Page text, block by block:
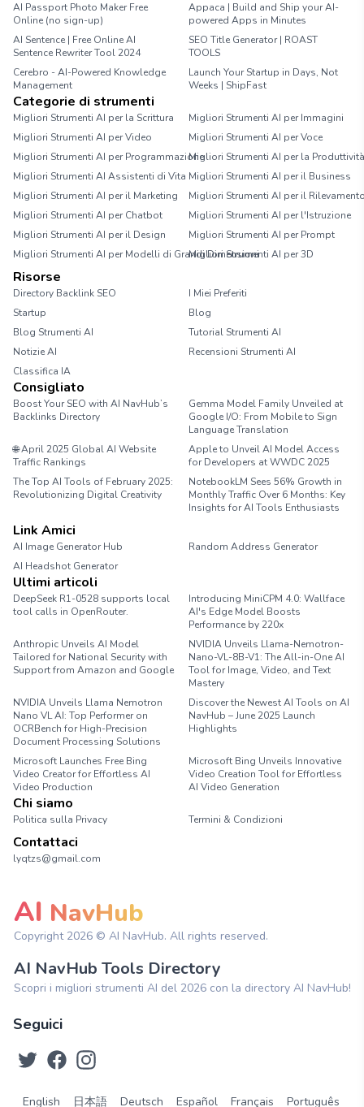
AI Passport Photo Maker Free
Online (no sign-up)
Appaca | Build and Ship your AI-
powered Apps in Minutes
AI Sentence | Free Online AI
Sentence Rewriter Tool 2024
SEO Title Generator | ROAST
TOOLS
Cerebro - AI-Powered Knowledge
Management
Launch Your Startup in Days, Not
Weeks | ShipFast
Categorie di strumenti
Migliori Strumenti AI per la Scrittura
Migliori Strumenti AI per Immagini
Migliori Strumenti AI per Video
Migliori Strumenti AI per Voce
Migliori Strumenti AI per ProgrammazioneMigliori Strumenti AI per la Produttività
Migliori Strumenti AI Assistenti di Vita Migliori Strumenti AI per il Business
Migliori Strumenti AI per il Marketing
Migliori Strumenti AI per il
Migliori Strumenti AI per Chatbot
Migliori Strumenti AI per l'Istruzione
Migliori Strumenti AI per il Design
Migliori Strumenti AI per Prompt
Migliori Strumenti AI per Modelli di Grandi Dimensioni
Migliori Strumenti AI per 3D
Risorse
Directory Backlink SEO
I Miei Preferiti
Startup
Blog
Blog Strumenti AI
Tutorial Strumenti AI
Notizie AI
Recensioni Strumenti AI
Classifica IA
Consigliato
Boost Your SEO with AI NavHub’s
Backlinks Directory
Gemma Model Family Unveiled at
Google I/O: From Mobile to Sign
Language Translation
🌐 April 2025 Global AI Website
Traffic Rankings
Apple to Unveil AI Model Access
for Developers at WWDC 2025
The Top AI Tools of February 2025:
Revolutionizing Digital Creativity
NotebookLM Sees 56% Growth in
Monthly Traffic Over 6 Months: Key
Insights for AI Tools Enthusiasts
Link Amici
AI Image Generator Hub
Random Address Generator
AI Headshot Generator
Ultimi articoli
DeepSeek R1-0528 supports local
tool calls in OpenRouter.
Introducing MiniCPM 4.0: Wallface
AI's Edge Model Boosts
Performance by 220x
Anthropic Unveils AI Model
Tailored for National Security with
Support from Amazon and Google
NVIDIA Unveils Llama-Nemotron-
Nano-VL-8B-V1: The All-in-One AI
Tool for Image, Video, and Text
Mastery
NVIDIA Unveils Llama Nemotron
Nano VL AI: Top Performer on
OCRBench for High-Precision
Document Processing Solutions
Discover the Newest AI Tools on AI
NavHub – June 2025 Launch
Highlights
Microsoft Launches Free Bing
Video Creator for Effortless AI
Video Production
Microsoft Bing Unveils Innovative
Video Creation Tool for Effortless
AI Video Generation
Chi siamo
Politica sulla Privacy Termini & Condizioni
Contattaci
lyqtzs@gmail.com
AI NavHub
Copyright 2026© AI NavHub. All rights reserved.
AI NavHub Tools Directory
Scopri i migliori strumenti AI del 2026 con la directory AI NavHub!
Seguici
English 日本語 Deutsch Español Français Português